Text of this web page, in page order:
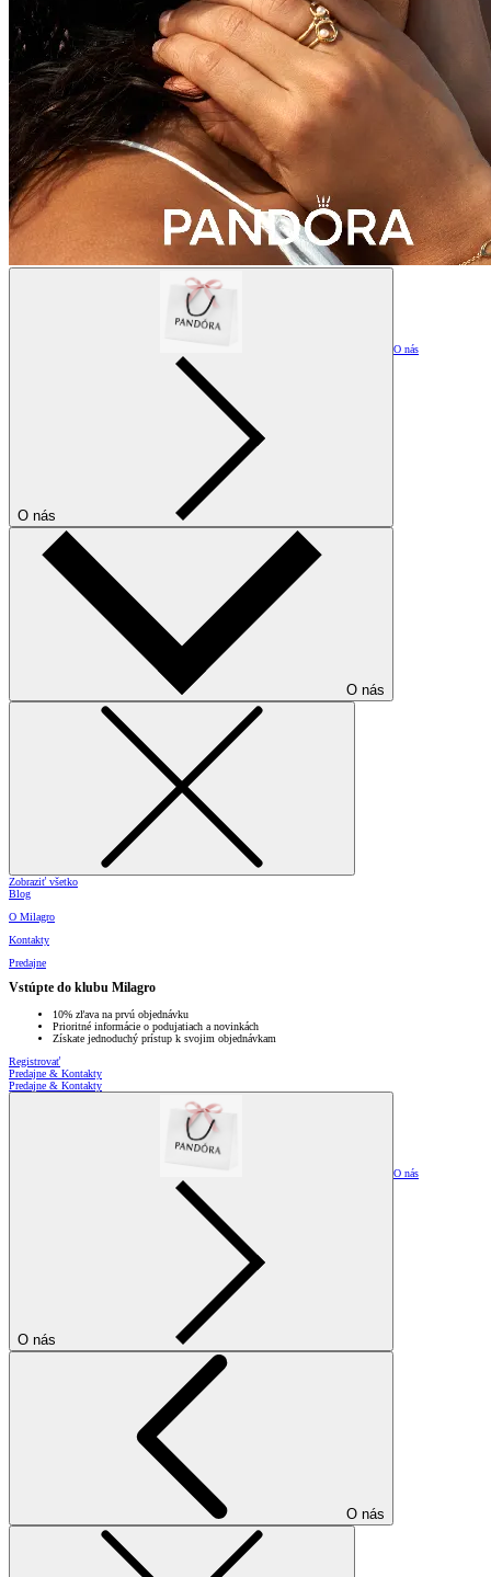
O nás
O nás
O nás
Zobraziť všetko
Blog
O Milagro
Kontakty
Predajne
Vstúpte do klubu Milagro
10% zľava na prvú objednávku
Prioritné informácie o podujatiach a novinkách
Získate jednoduchý prístup k svojim objednávkam
Registrovať
Predajne & Kontakty
Predajne & Kontakty
O nás
O nás
O nás